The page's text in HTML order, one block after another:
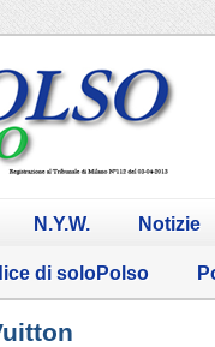
N.Y.W. Notizie
di soloPolso